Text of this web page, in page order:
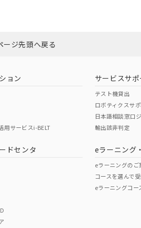
能性があります。
（アメリカ
この製品の規格認証/適合
その他の認証はこちらのページからご
ージ先頭へ戻る
ョン
用サービスi-BELT
ドセンタ
サービスサポ
テスト機貸出
ロボティクスサ
日本語相談窓口
輸出該非判定
eラーニング
eラーニングのご
コースを選んで
eラーニングコー